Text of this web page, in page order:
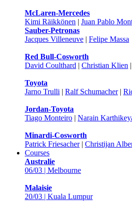
McLaren-Mercedes
Kimi Räikkönen | Juan Pablo
Sauber-Petronas
Jacques Villeneuve | Felipe Massa
Red Bull-Cosworth
David Coulthard | Christian Klien |
Toyota
Jarno Trulli | Ralf Schumacher|
Jordan-Toyota
Tiago Monteiro | Narain
Minardi-Cosworth
Patrick Friesacher| Christijan
Courses
Australie
06/03 | Melbourne
Malaisie
20/03 | Kuala Lumpur